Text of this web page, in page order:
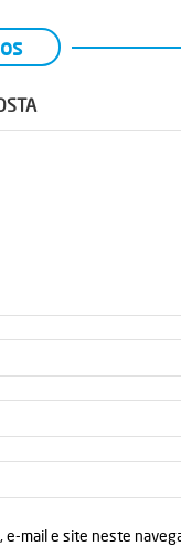
e-mail e site neste